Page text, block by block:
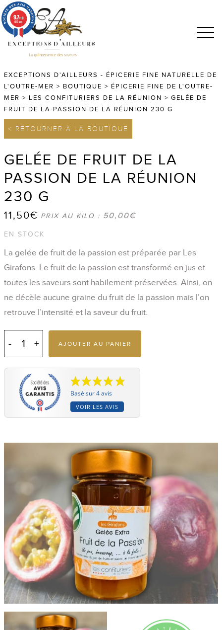
EXCEPTIONS D'AILLEURS - ÉPICERIE FINE NATURELLE DE
L'OUTRE-MER > BOUTIQUE > ÉPICERIE FINE DE L'OUTRE-
MER > LES CONFITURIERS DE LA RÉUNION > GELÉE DE
FRUIT DE LA PASSION DE LA RÉUNION 230 G
< RETOURNER À LA BOUTIQUE
GELÉE DE FRUIT DE LA
PASSION DE LA RÉUNION
230 G
11,50€ PRIX AU KILO : 50,00€
EN STOCK
La gelée de fruit de la passion est préparée par Les
Girafons. Le fruit de la passion est transformé en jus et
toutes les saveurs sont habilement préservées. Ainsi, on
ne décèle aucune graine du fruit de la passion mais l’on
retrouve l’intensité et la saveur du fruit.
quantité
Gelée
de
Fruit
Passion
Réunion
230
AJOUTER AU PANIER
Basé sur 4 avis
VOIR LES AVIS
9.7/10
683 avis